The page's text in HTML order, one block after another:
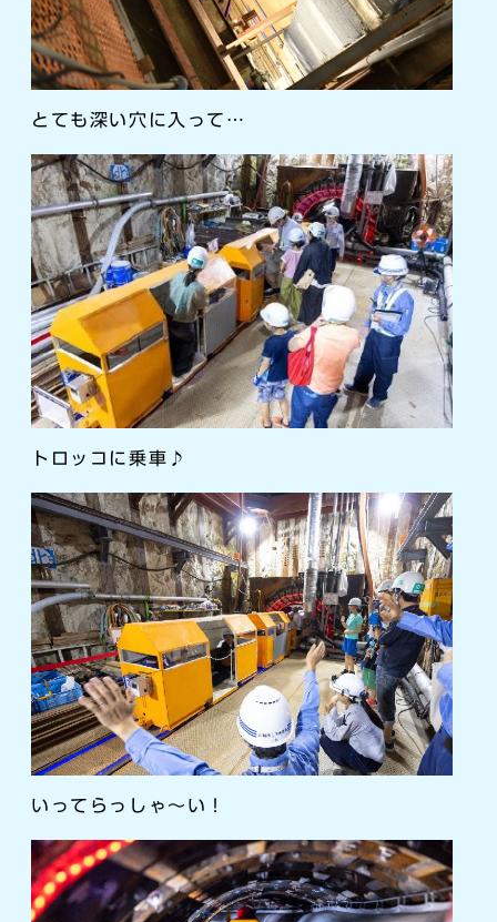
とても深い穴に入って…
トロッコに乗車♪
いってらっしゃ～い！